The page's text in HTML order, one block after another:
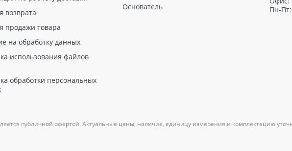
возврата
продажи товара
на обработку данных
использования файлов
обработки персональных
Основатель
Пн-
публичной офертой. Актуальные цены, наличие, единицу измерения и комплектацию